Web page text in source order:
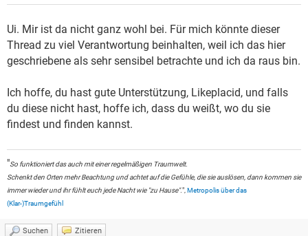
Ui. Mir ist da nicht ganz wohl bei. Für mich könnte dieser
Thread zu viel Verantwortung beinhalten, weil ich das hier
geschriebene als sehr sensibel betrachte und ich da raus bin.
Ich hoffe, du hast gute Unterstützung, Likeplacid, und falls
du diese nicht hast, hoffe ich, dass du weißt, wo du sie
findest und finden kannst.
"So funktioniert das auch mit einer regelmäßigen Traumwelt.
Schenkt den Orten mehr Beachtung und achtet auf die Gefühle, die sie auslösen, dann kommen sie
immer wieder und ihr fühlt euch jede Nacht wie "zu Hause".", Metropolis über das
(Klar-)Traumgefühl
Suchen Zitieren